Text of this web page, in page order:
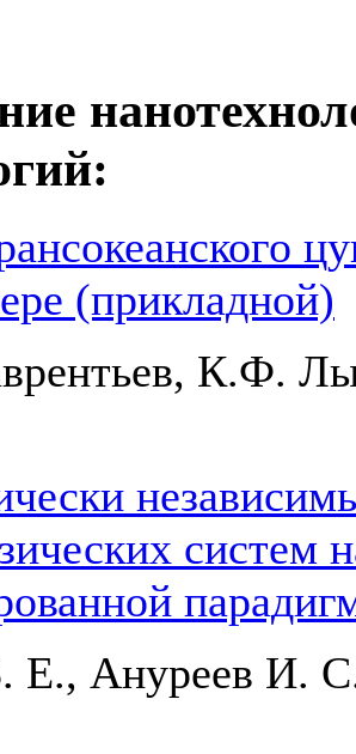
(прикладной)
К.Ф.
систем
Е., Ануреев И.